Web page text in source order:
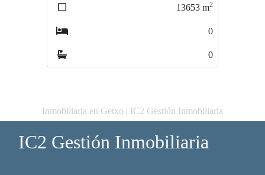
13653m2
Inmobiliaria en Getxo | IC2 Gestión Inmobiliaria
IC2 Gestión Inmobiliaria